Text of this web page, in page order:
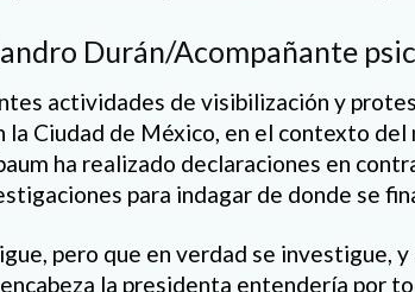
Durán/Acompañante
actividades de visibilización y
la Ciudad de México, en el contexto
ha realizado declaraciones en
para indagar de donde se
pero que en verdad se investigue,
la presidenta entendería por